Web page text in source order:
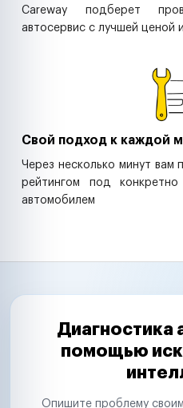
Careway подберет
автосервис с лучшей ценой
Свой подход к каждой
Через несколько минут вам
рейтингом под
автомобилем
Диагностика
помощью
Опишите проблему